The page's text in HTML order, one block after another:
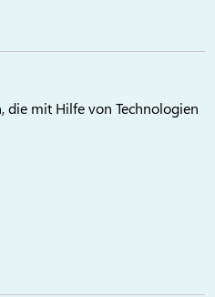
die mit Hilfe von Technologien